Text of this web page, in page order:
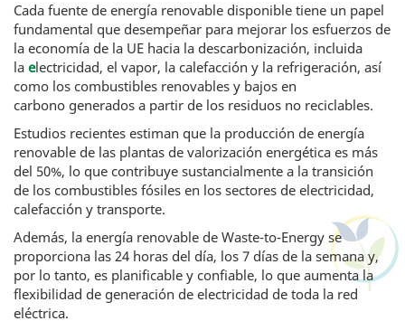
Cada fuente de energía renovable disponible tiene un papel
fundamental que desempeñar para mejorar los esfuerzos de
la economía de la UE hacia la descarbonización, incluida
la electricidad, el vapor, la calefacción y la refrigeración, así
como los combustibles renovables y bajos en
carbono generados a partir de los residuos no reciclables.
Estudios recientes estiman que la producción de energía
renovable de las plantas de valorización energética es más
del 50%, lo que contribuye sustancialmente a la transición
de los combustibles fósiles en los sectores de electricidad,
calefacción y transporte.
Además, la energía renovable de Waste-to-Energy se
proporciona las 24 horas del día, los 7 días de la semana y,
por lo tanto, es planificable y confiable, lo que aumenta la
flexibilidad de generación de electricidad de toda la red
eléctrica.